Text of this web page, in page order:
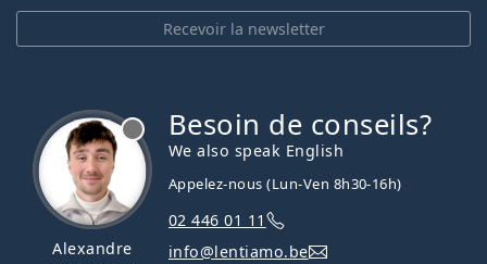
Recevoir la newsletter
Alexandre
Besoin de conseils?
We also speak English
Appelez-nous (Lun-Ven 8h30-16h)
02 446 01 11
info@lentiamo.be